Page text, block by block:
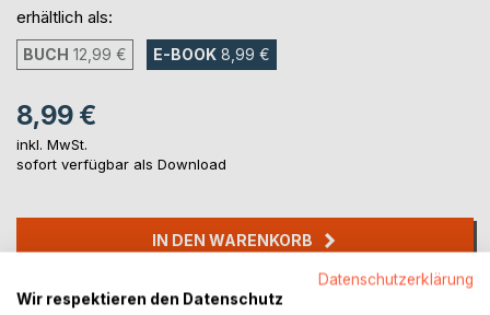
erhältlich als:
BUCH 12,99 € E-BOOK 8,99 €
8,99 €
inkl. MwSt.
sofort verfügbar als Download
IN DEN WARENKORB
Auf die Merkliste
Datenschutzerklärung
Wir respektieren den Datenschutz